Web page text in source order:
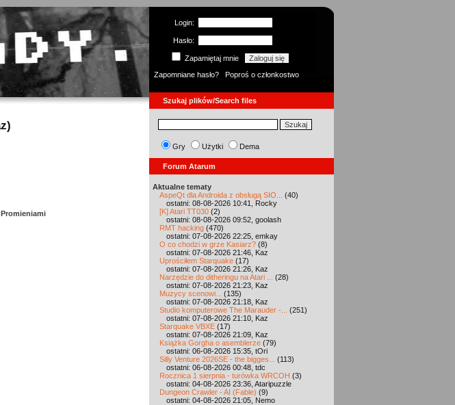
Login:
Hasło:
Zapamiętaj mnie
Zapomniane hasło?
Poproś o członkostwo
Szukaj plików/Search files
Gry Użytki Dema
Forum Atarum
Aktualne tematy
AspeQt dla Androida z obsługą SIO...
(40)
ostatni: 08-08-2026 10:41, Rocky
[K] Atari TT030 (2)
ostatni: 08-08-2026 09:52, goolash
RMT hacking (470)
ostatni: 07-08-2026 22:25, emkay
O co chodzi w grze Kasiarz? (8)
ostatni: 07-08-2026 21:46, Kaz
Uprościłem Starquake (17)
ostatni: 07-08-2026 21:26, Kaz
Narzędzie do ditheringu na Atari ...
(28)
ostatni: 07-08-2026 21:23, Kaz
Muzycy scenowi...
(135)
ostatni: 07-08-2026 21:18, Kaz
Studio komputerowe The Marauder -...
(251)
ostatni: 07-08-2026 21:10, Kaz
Starquake VBXE (17)
ostatni: 07-08-2026 21:09, Kaz
Książka Gorgha o asemblerze (79)
ostatni: 06-08-2026 15:35, tOri
Silly Venture 2026SE - the bigges...
(113)
ostatni: 06-08-2026 00:48, tdc
Rocznica 1 sierpnia - turówka WRCOH (3)
ostatni: 04-08-2026 23:36, Ataripuzzle
Dungeon Crawler - AI (Fable) (9)
ostatni: 04-08-2026 21:05, Nemo